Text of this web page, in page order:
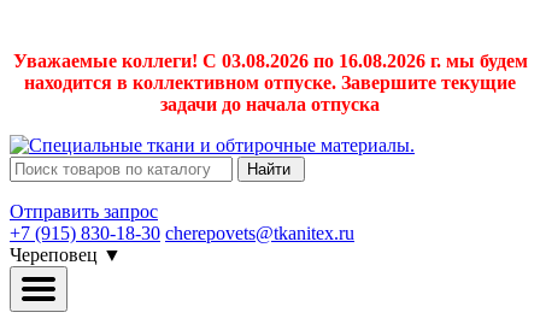
Уважаемые коллеги! С 03.08.2026 по 16.08.2026 г. мы будем
находится в коллективном отпуске. Завершите текущие
задачи до начала отпуска
Найти
Отправить запрос
+7 (915) 830-18-30 cherepovets@tkanitex.ru
Череповец ▼